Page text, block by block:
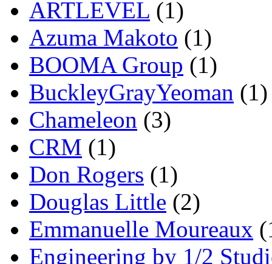
ARTLEVEL (1)
Azuma Makoto (1)
BOOMA Group (1)
BuckleyGrayYeoman (1)
Chameleon (3)
CRM (1)
Don Rogers (1)
Douglas Little (2)
Emmanuelle Moureaux
Engineering by 1/2